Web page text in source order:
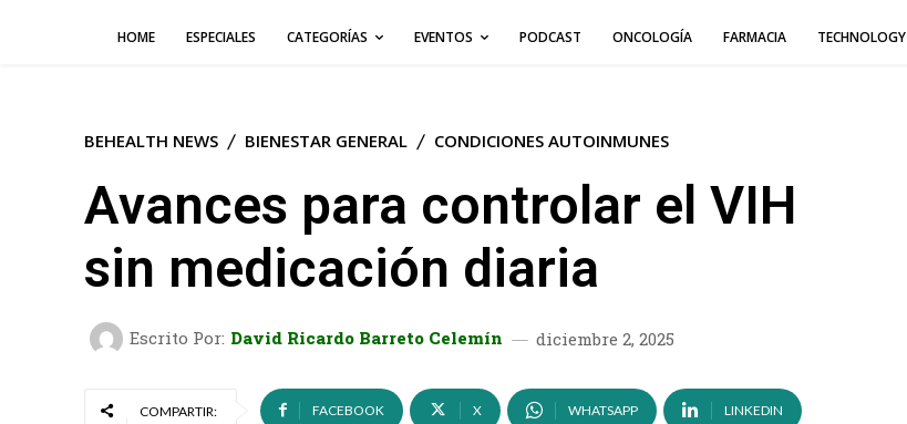
HOME ESPECIALES CATEGORÍAS EVENTOS PODCAST ONCOLOGÍA FARMACIA TECHNOLOGY
BEHEALTH NEWS BIENESTAR GENERAL CONDICIONES AUTOINMUNES
Avances para controlar el VIH
sin medicación diaria
Escrito Por: David Ricardo Barreto Celemín diciembre 2, 2025
COMPARTIR: FACEBOOK X WHATSAPP LINKEDIN